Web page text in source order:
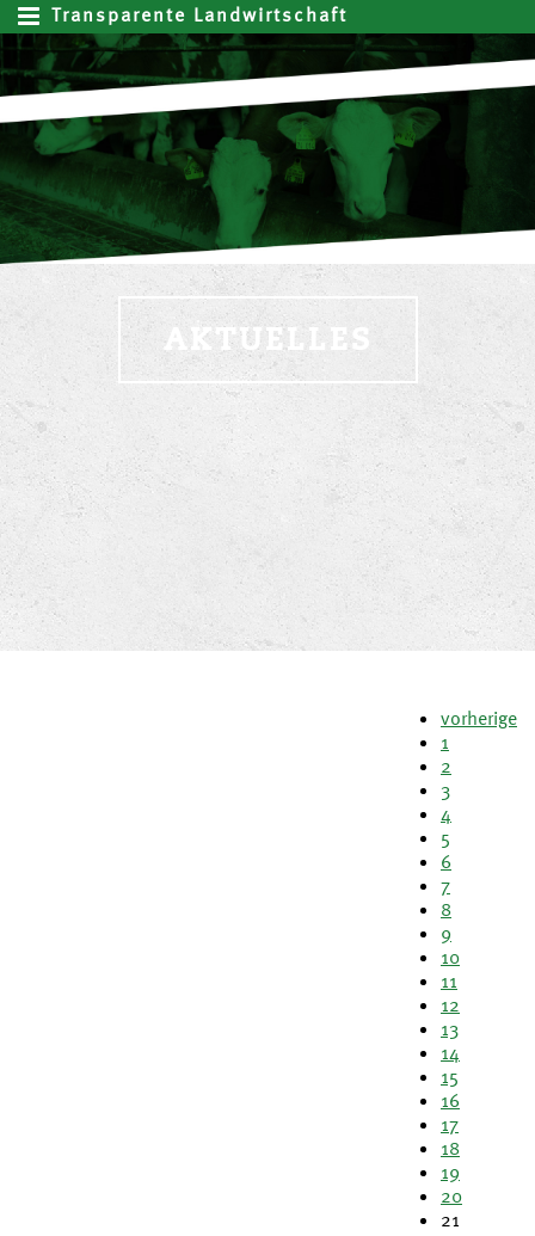
Transparente Landwirtschaft
AKTUELLES
vorherige
1
2
3
4
5
6
7
8
9
10
11
12
13
14
15
16
17
18
19
20
21